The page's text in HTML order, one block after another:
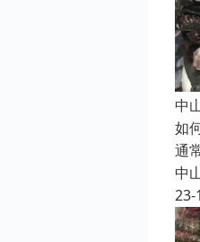
中
如
通
中
23-